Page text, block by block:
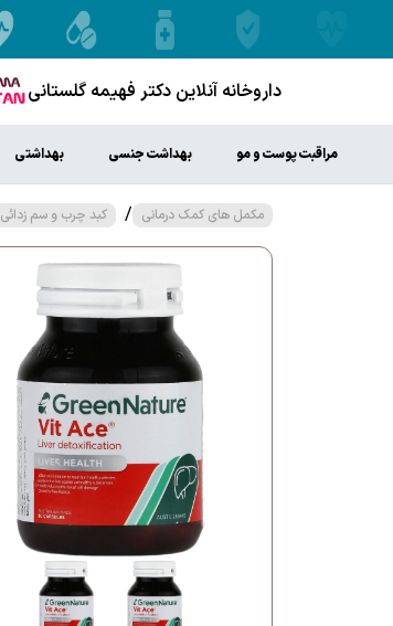
داروخانه آنلاین دکتر فهیمه گلستانی
مراقبت پوست و مو بهداشت جنسی بهداشتی
مکمل های کمک درمانی / کبد چرب و سم زدائی